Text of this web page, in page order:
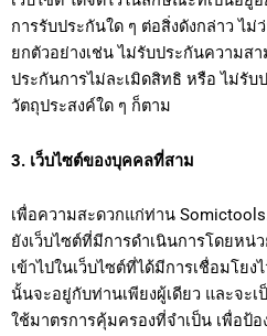
การรับประกันใด ๆ ต่อสิ่งดังกล่าว ไม่
ยกตัวอย่างเช่น ไม่รับประกันความส
ประกันการไม่ละเมิดสิทธิ หรือ ไม่รั
วัตถุประสงค์ใด ๆ ก็ตาม
3. เว็บไซต์ของบุคคลที่สาม
เพื่อความสะดวกแก่ท่าน
ยังเว็บไซต์ที่มีการดำเนินการโดยห
เข้าไปในเว็บไซต์ที่ได้มีการเชื่อมโย
นั้นจะอยู่กับท่านเพียงผู้เดียว และจะ
ใช้มาตรการคุ้มครองที่จำเป็น เพื่อป้อ